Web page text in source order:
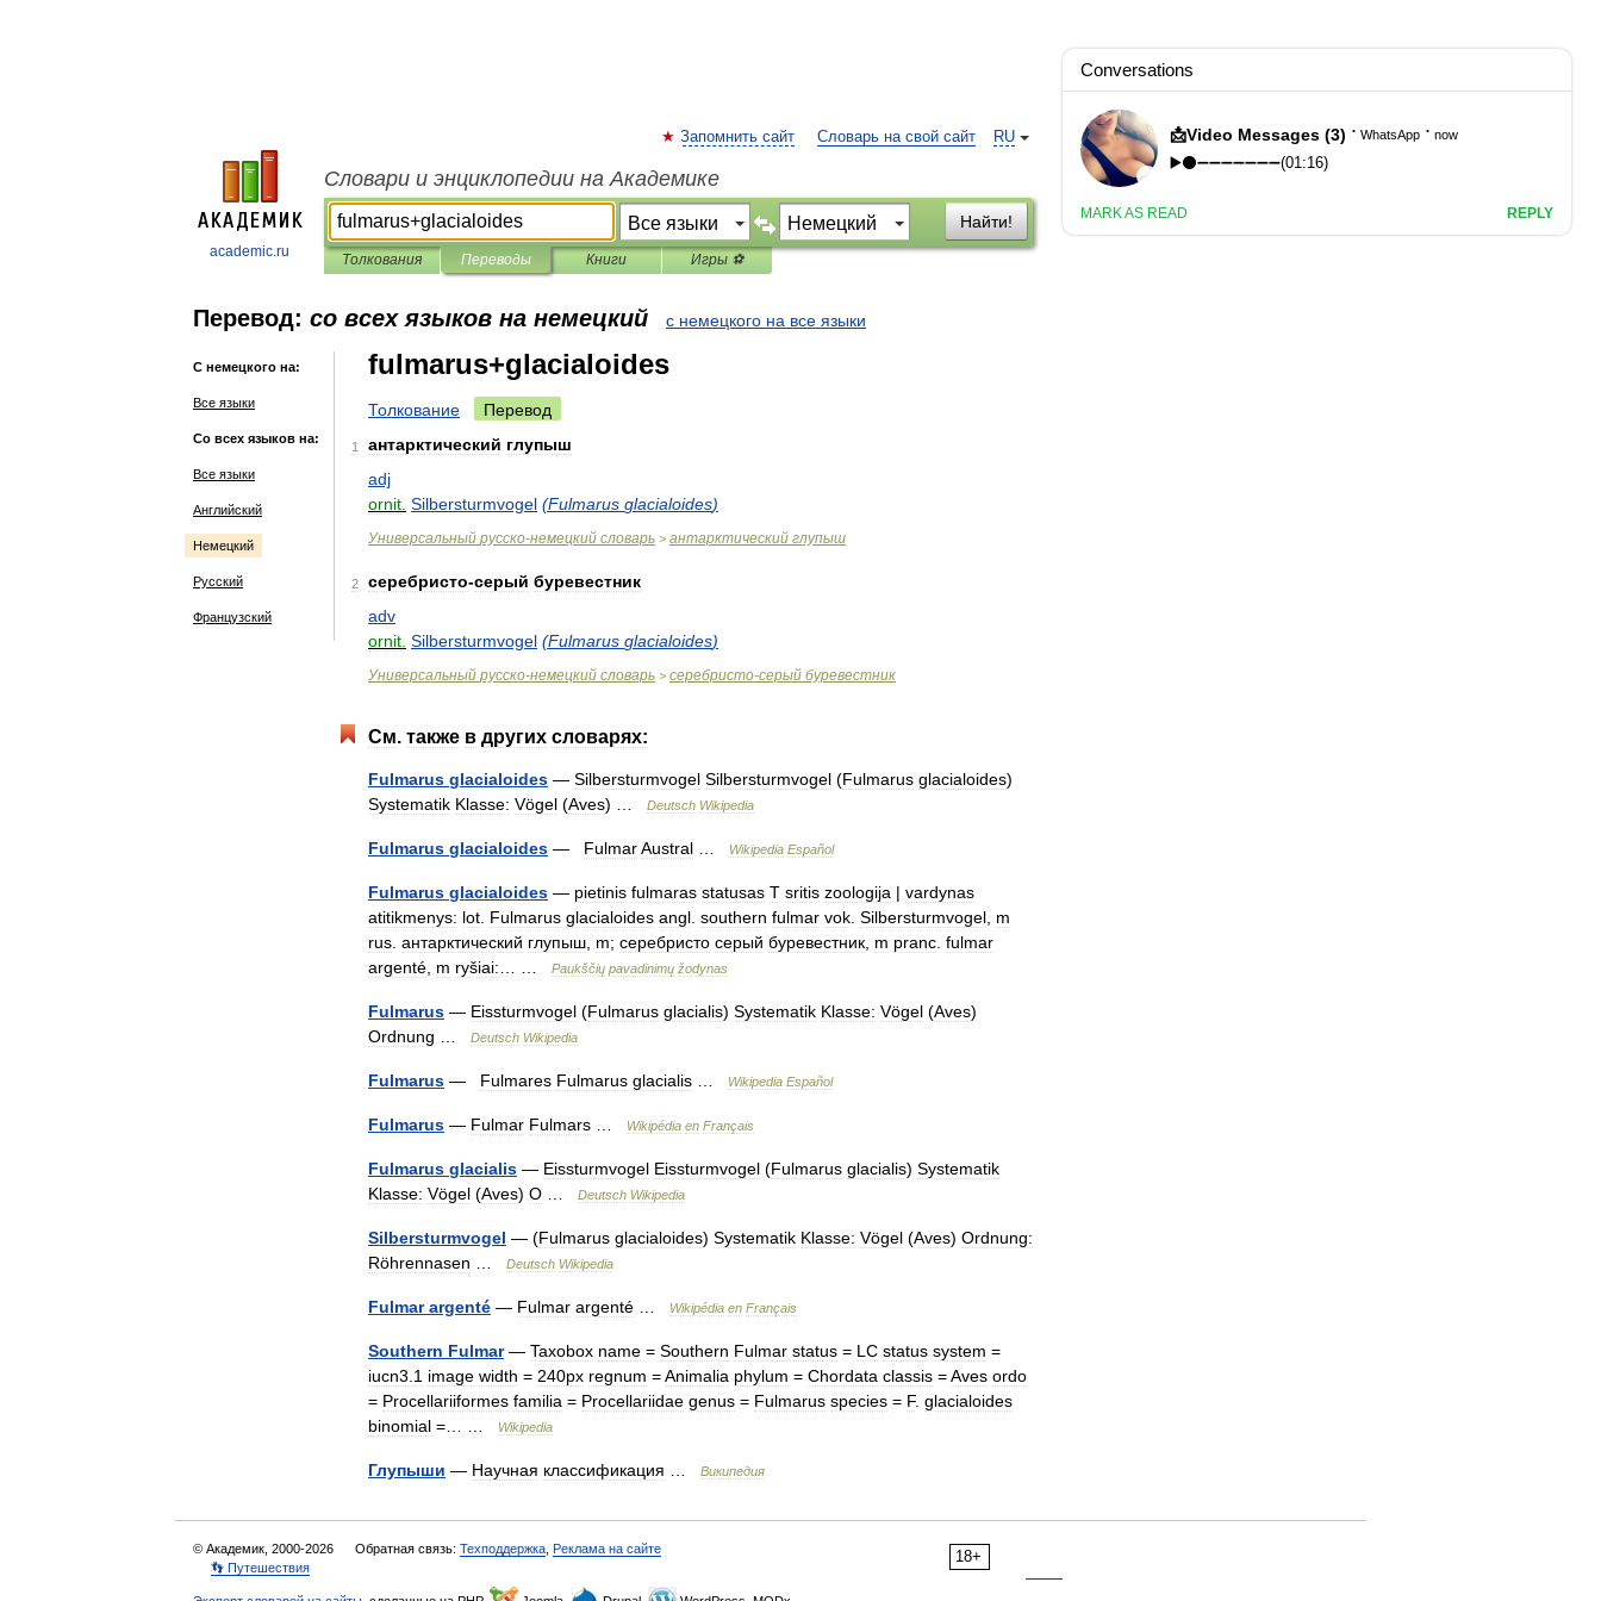
academic.ru
RU
Запомнить сайт Словарь на свой сайт
Словари и энциклопедии на Академике
Найти!
Толкования Переводы Книги Игры ⚽
Перевод: со всех языков на немецкий с немецкого на все языки
С немецкого на:
Все языки
Со всех языков на:
Все языки
Английский
Немецкий
Русский
Французский
fulmarus+glacialoides
Толкование Перевод
1 антарктический глупыш
adj
ornit Silbersturmvogel (Fulmarus glacialoides)
Универсальный русско-немецкий словарь > антарктический глупыш
2 серебристо-серый буревестник
adv
ornit Silbersturmvogel (Fulmarus glacialoides)
Универсальный русско-немецкий словарь > серебристо-серый буревестник
См. также в других словарях:
Fulmarus glacialoides — Silbersturmvogel Silbersturmvogel (Fulmarus glacialoides)
Systematik Klasse: Vögel (Aves) … Deutsch Wikipedia
Fulmarus glacialoides — FulmarAustral Wikipedia Español
Fulmarus glacialoides — pietinis fulmaras statusas T sritis zoologija | vardynas
atitikmenys: lot Fulmarus glacialoides angl southern fulmar vok Silbersturmvogel m
rus антарктический глупыш m; серебристо серый буревестник m pranc fulmar
argenté m ryšiai: Paukščių pavadinimų žodynas
Fulmarus — Eissturmvogel (Fulmarus glacialis) Systematik Klasse: Vögel (Aves)
Ordnung
Deutsch Wikipedia
Fulmarus — Fulmares Fulmarus glacialis Wikipedia Español
Fulmarus — Fulmar Fulmars Wikipédia en Français
Fulmarus glacialis — Eissturmvogel Eissturmvogel (Fulmarus glacialis) Systematik
Klasse: Vögel (Aves) O Deutsch Wikipedia
Silbersturmvogel — (Fulmarus glacialoides) Systematik Klasse: Vögel (Aves) Ordnung:
Röhrennasen
Deutsch Wikipedia
Fulmar argenté — Fulmar argenté Wikipédia en Français
Southern Fulmar— Taxobox name = Southern Fulmar status = LC status system =
iucn3 1 image width = 240px regnum =Animalia phylum = Chordata classis =Aves ordo
= Procellariiformes familia = Procellariidae genus = Fulmarus species = F. glacialoides
binomial =… … Wikipedia
Глупыши — Научная классификация Википедия
18+
© Академик, 2000-2026 Обратная связь: Техподдержка Реклама на сайте
👣 Путешествия